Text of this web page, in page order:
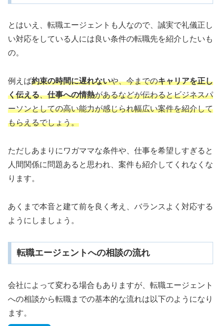
とはいえ、転職エージェントも人なので、誠実で礼儀正し
い対応をしている人には良い条件の転職先を紹介したいも
の。
例えば約束の時間に遅れないや、今までのキャリアを正し
く伝える、仕事への情熱があるなどが伝わるとビジネスパ
ーソンとしての高い能力が感じられ幅広い案件を紹介して
もらえるでしょう。
ただしあまりにワガママな条件や、仕事を希望しすぎると
人間関係に問題あると思われ、案件も紹介してくれなくな
ります。
あくまで本音と建て前を良く考え、バランスよく対応する
ようにしましょう。
転職エージェントへの相談の流れ
会社によって変わる場合もありますが、転職エージェント
への相談から転職までの基本的な流れは以下のようになり
ます。